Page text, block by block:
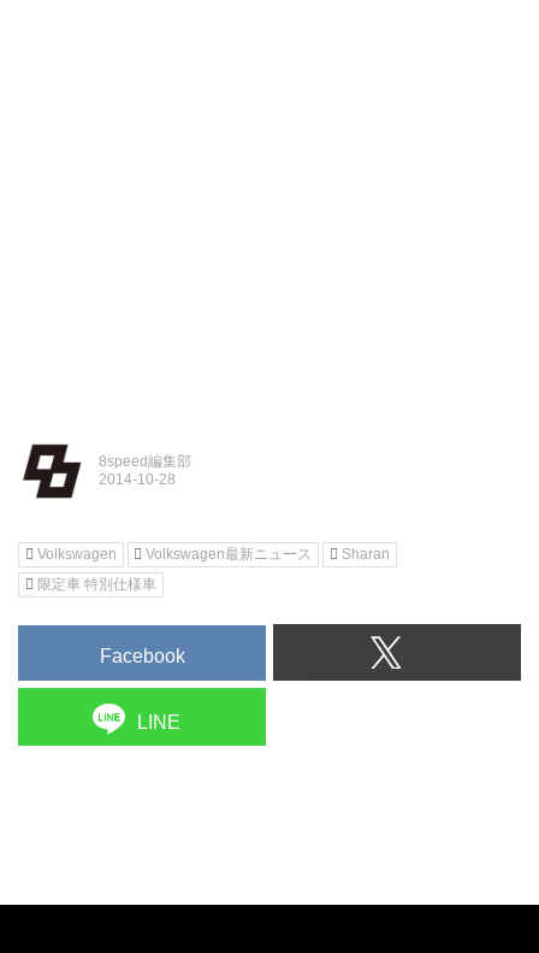
8speed編集部
Volkswagen Volkswagen最新ニュース
Sharan
限定車 特別仕様車
Facebook
LINE